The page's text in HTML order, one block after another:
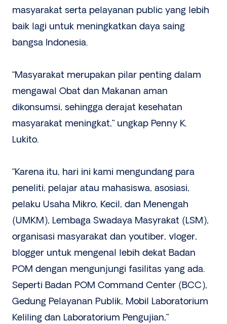
masyarakat serta pelayanan public yang lebih
baik lagi untuk meningkatkan daya saing
bangsa Indonesia.
“Masyarakat merupakan pilar penting dalam
mengawal Obat dan Makanan aman
dikonsumsi, sehingga derajat kesehatan
masyarakat meningkat,” ungkap Penny K.
Lukito.
“Karena itu, hari ini kami mengundang para
peneliti, pelajar atau mahasiswa, asosiasi,
pelaku Usaha Mikro, Kecil, dan Menengah
(UMKM), Lembaga Swadaya Masyrakat (LSM),
organisasi masyarakat dan youtiber, vloger,
blogger untuk mengenal lebih dekat Badan
POM dengan mengunjungi fasilitas yang ada.
Seperti Badan POM Command Center (BCC),
Gedung Pelayanan Publik, Mobil Laboratorium
Keliling dan Laboratorium Pengujian,”